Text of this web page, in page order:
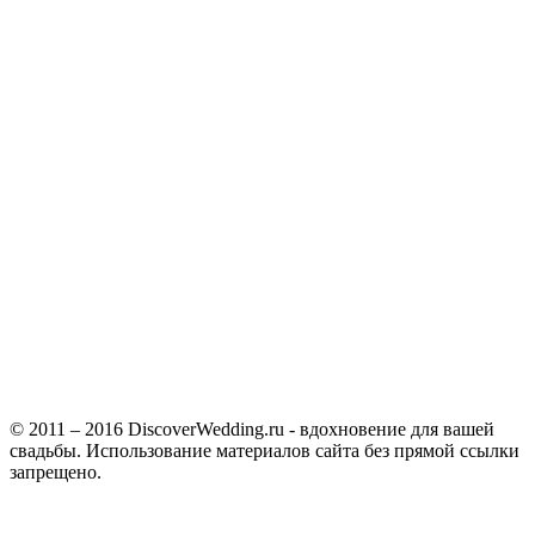
© 2011 – 2016 DiscoverWedding.ru - вдохновение для вашей
свадьбы. Использование материалов сайта без прямой ссылки
запрещено.